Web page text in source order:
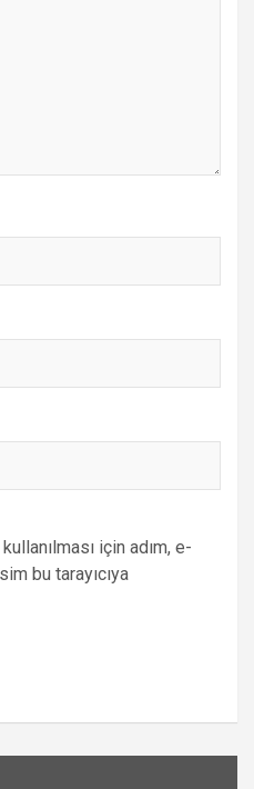
için adım, e-
bu tarayıcıya